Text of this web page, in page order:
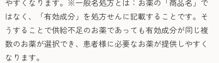
はなく、「有効成分」を処方せんに記載することです。そ
うすることで供給不足のお薬であっても有効成分が同じ複
数のお薬が選択でき、患者様に必要なお薬が提供しやすく
なります。